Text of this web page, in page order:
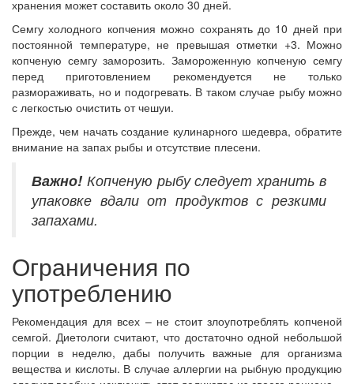
хранения может составить около 30 дней.
Семгу холодного копчения можно сохранять до 10 дней при
постоянной температуре, не превышая отметки +3. Можно
копченую семгу заморозить. Замороженную копченую семгу
перед приготовлением рекомендуется не только
размораживать, но и подогревать. В таком случае рыбу можно
с легкостью очистить от чешуи.
Прежде, чем начать создание кулинарного шедевра, обратите
внимание на запах рыбы и отсутствие плесени.
Важно!Копченую рыбу следует хранить в
упаковке вдали от продуктов с резкими
запахами.
Ограничения по
употреблению
Рекомендация для всех – не стоит злоупотреблять копченой
семгой. Диетологи считают, что достаточно одной небольшой
порции в неделю, дабы получить важные для организма
вещества и кислоты. В случае аллергии на рыбную продукцию